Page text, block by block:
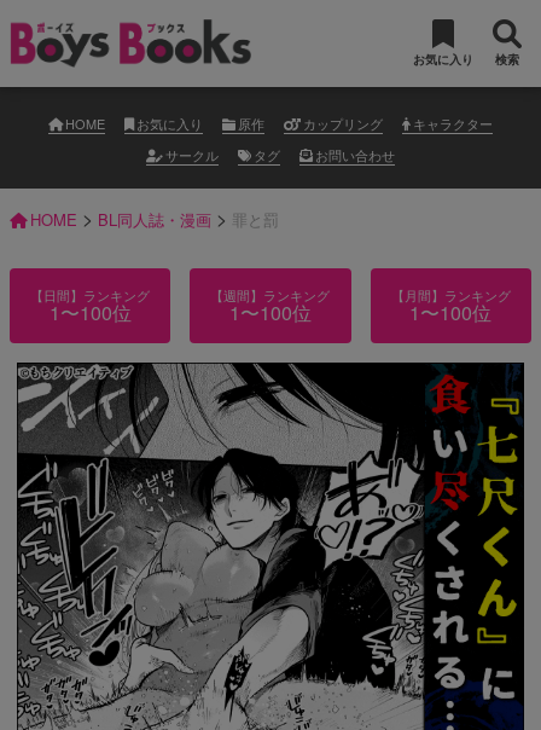
お気に入り 検索
HOME お気に入り 原作 カップリング
キャラクター
サークル
タグ お問い合わせ
HOME > BL同人誌・漫画 > 罪と罰
【日間】ランキング
1〜100位
【週間】ランキング
1〜100位
【月間】ランキング
1〜100位